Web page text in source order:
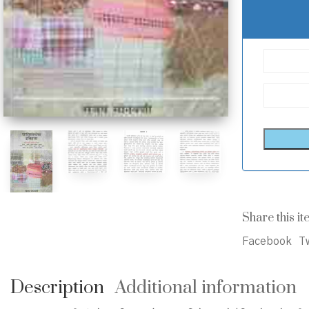
Share this
Facebook
Description Additional information